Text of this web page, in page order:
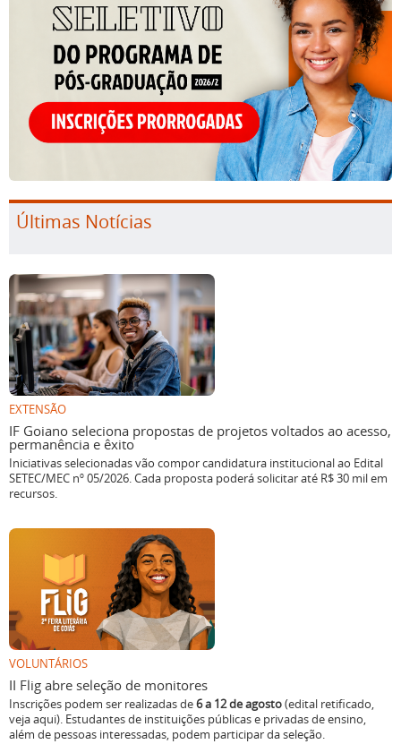
Últimas Notícias
EXTENSÃO
IF Goiano seleciona propostas de projetos voltados ao acesso,
permanência e êxito
Iniciativas selecionadas vão compor candidatura institucional ao Edital
SETEC/MEC nº 05/2026. Cada proposta poderá solicitar até R$ 30 mil em
recursos.
VOLUNTÁRIOS
II Flig abre seleção de monitores
Inscrições podem ser realizadas de6 a 12 de agosto(edital retificado,
veja aqui). Estudantes de instituições públicas e privadas de ensino,
além de pessoas interessadas, podem participar da seleção.